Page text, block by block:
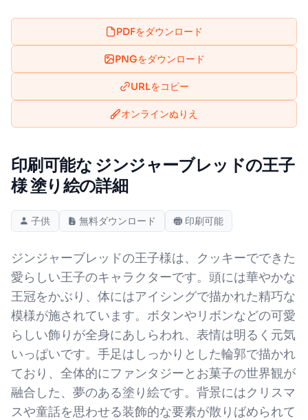
PDFをダウンロード
PNGをダウンロード
URLをコピー
オンラインぬりえ
印刷可能な ジンジャーブレッドの王子
様 塗り絵の詳細
子供 無料ダウンロード 印刷可能
ジンジャーブレッドの王子様は、クッキーでできた
愛らしい王子のキャラクターです。頭には華やかな
王冠をかぶり、体にはアイシングで描かれた精巧な
模様が施されています。ボタンやリボンなどの可愛
らしい飾りが全身にあしらわれ、表情は明るく元気
いっぱいです。手足はしっかりとした輪郭で描かれ
ており、全体的にファンタジーとお菓子の世界観が
融合した、夢のある塗り絵です。背景にはクリスマ
スや童話を思わせる装飾的な要素が散りばめられて